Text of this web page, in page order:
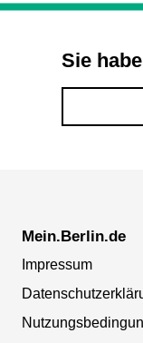
Sie
Mein.Berlin.de
Impressum